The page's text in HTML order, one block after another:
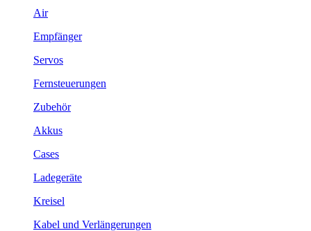
Air
Empfänger
Servos
Fernsteuerungen
Zubehör
Akkus
Cases
Ladegeräte
Kreisel
Kabel und Verlängerungen